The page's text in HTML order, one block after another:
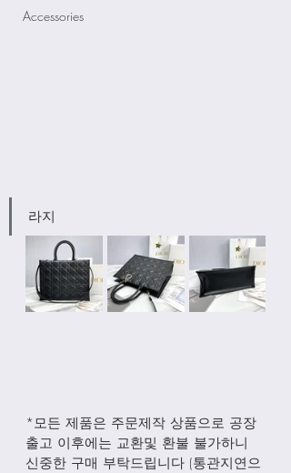
Accessories
라지
*모든 제품은 주문제작 상품으로 공장
출고 이후에는 교환및 환불 불가하니
신중한 구매 부탁드립니다 (통관지연으